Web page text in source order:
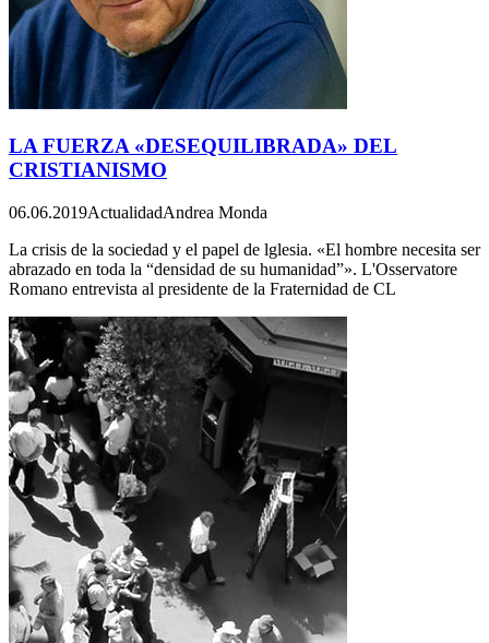
LA FUERZA «DESEQUILIBRADA» DEL
CRISTIANISMO
06.06.2019ActualidadAndrea Monda
La crisis de la sociedad y el papel de lglesia. «El hombre necesita ser
abrazado en toda la “densidad de su humanidad”». L'Osservatore
Romano entrevista al presidente de la Fraternidad de CL